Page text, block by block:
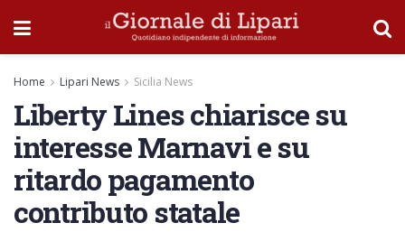
Home Lipari News Sicilia News
Liberty Lines chiarisce su
interesse Marnavi e su
ritardo pagamento
contributo statale